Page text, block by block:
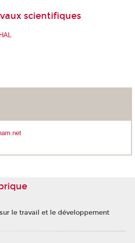
scientifiques
le travail et le développement